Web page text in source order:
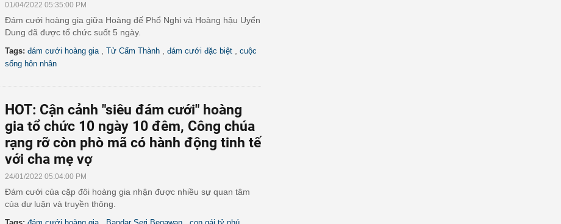
01/04/2022 05:35:00 PM
Đám cưới hoàng gia giữa Hoàng đế Phổ Nghi và Hoàng hậu Uyển
Dung đã được tổ chức suốt 5 ngày.
Tags: đám cưới hoàng gia Tử Cấm Thành đám cưới đặc biệt
cuộc
sống hôn nhân
HOT: Cận cảnh "siêu đám cưới" hoàng
gia tổ chức 10 ngày 10 đêm, Công chúa
rạng rỡ còn phò mã có hành động tinh tế
với cha mẹ vợ
24/01/2022 05:04:00 PM
Đám cưới của cặp đôi hoàng gia nhận được nhiều sự quan tâm
của dư luận và truyền thông.